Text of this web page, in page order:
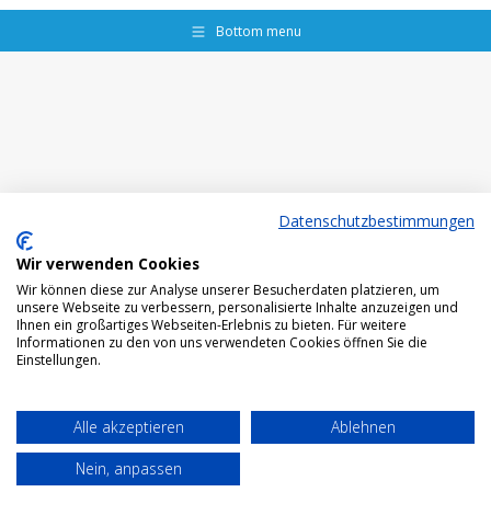
Bottom menu
Datenschutzbestimmungen
Wir verwenden Cookies
Wir können diese zur Analyse unserer Besucherdaten platzieren, um
unsere Webseite zu verbessern, personalisierte Inhalte anzuzeigen und
Ihnen ein großartiges Webseiten-Erlebnis zu bieten. Für weitere
Informationen zu den von uns verwendeten Cookies öffnen Sie die
Einstellungen.
Alle akzeptieren
Ablehnen
Nein, anpassen